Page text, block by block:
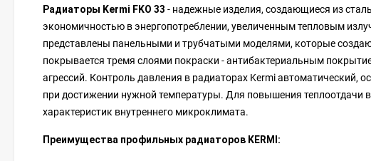
Радиаторы Kermi FKО 33 - надежные изделия, создающиеся из
экономичностью в энергопотреблении, увеличенным тепловым
представлены панельными и трубчатыми моделями, которые
покрывается тремя слоями покраски - антибактериальным
агрессий. Контроль давления в радиаторах Kermi автоматический,
при достижении нужной температуры. Для повышения теплоотдачи
характеристик внутреннего микроклимата.
Преимущества профильных радиаторов KERMI: